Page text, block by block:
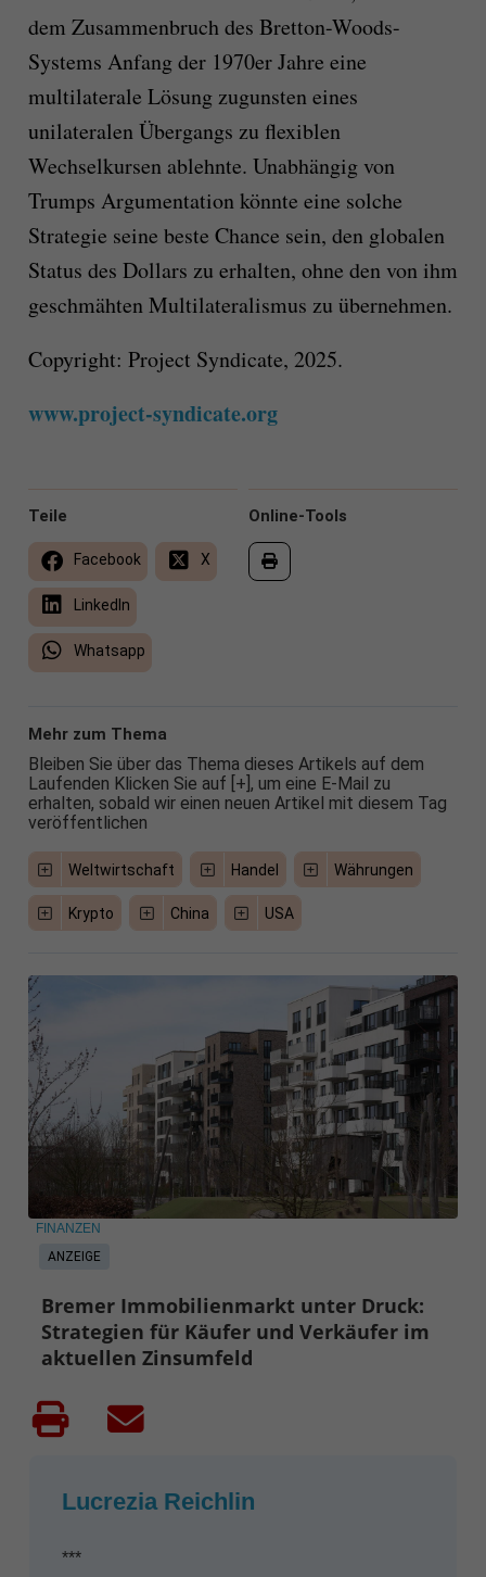
dem Zusammenbruch des Bretton-Woods-
Systems Anfang der 1970er Jahre eine
multilaterale Lösung zugunsten eines
unilateralen Übergangs zu flexiblen
Wechselkursen ablehnte. Unabhängig von
Trumps Argumentation könnte eine solche
Strategie seine beste Chance sein, den globalen
Status des Dollars zu erhalten, ohne den von ihm
geschmähten Multilateralismus zu übernehmen.
Copyright: Project Syndicate, 2025.
www.project-syndicate.org
Online-Tools
Teile
Facebook X
LinkedIn
Whatsapp
Mehr zum Thema
Bleiben Sie über das Thema dieses Artikels auf dem
Laufenden Klicken Sie auf [+], um eine E-Mail zu
erhalten, sobald wir einen neuen Artikel mit diesem Tag
veröffentlichen
Weltwirtschaft Handel Währungen
Krypto China USA
ANZEIGE
FINANZEN
Bremer Immobilienmarkt unter Druck:
Strategien für Käufer und Verkäufer im
aktuellen Zinsumfeld
Lucrezia Reichlin
***